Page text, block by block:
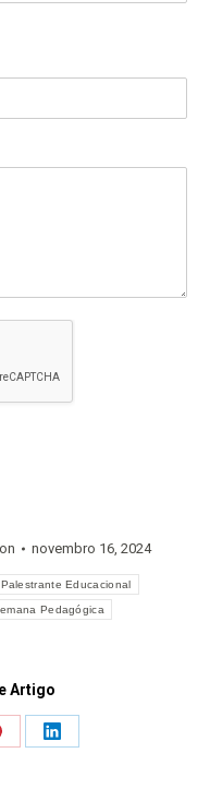
novembro 16, 2024
Palestrante Educacional
Pedagógica
Artigo
Share